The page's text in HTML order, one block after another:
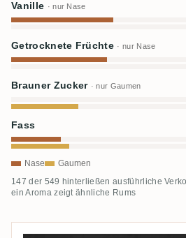
Vanille · nur Nase
Getrocknete Früchte · nur Nase
Brauner Zucker · nur Gaumen
Fass
Nase Gaumen
147 der 549 hinterließen ausführliche
ein Aroma zeigt ähnliche Rums